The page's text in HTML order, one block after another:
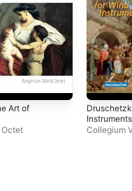
Art of
Octet
Instruments
Collegium